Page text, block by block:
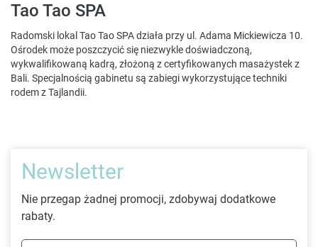
Tao Tao SPA
Radomski lokal Tao Tao SPA działa przy ul. Adama Mickiewicza 10.
Ośrodek może poszczycić się niezwykle doświadczoną,
wykwalifikowaną kadrą, złożoną z certyfikowanych masażystek z
Bali. Specjalnością gabinetu są zabiegi wykorzystujące techniki
rodem z Tajlandii.
Newsletter
Nie przegap żadnej promocji, zdobywaj dodatkowe
rabaty.